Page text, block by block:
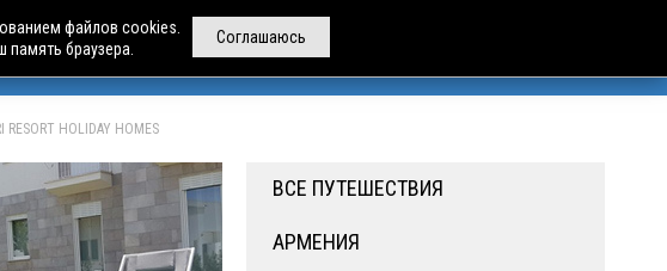
АРЕНДА АВТОБУСОВ
RESORT HOLIDAY HOMES
ВСЕ ПУТЕШЕСТВИЯ
АРМЕНИЯ
Соглашаюсь
файлов cookies.
браузера.